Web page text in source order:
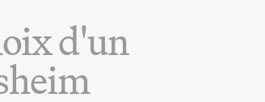
d'un